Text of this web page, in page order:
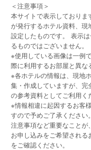
＜注意事項＞
本サイトで表示しており
が発行するホテル資料、
設定したものです。 表示
るものではございません。
※使用している画像は一例
際に利用するお部屋と異な
※各ホテルの情報は、現地
集・作成していますが、
の参考資料としてご利用く
※情報相違に起因するお客
すので予めご了承ください。
注意事項など重要なことが
お申し込みをご希望され
をご確認ください。